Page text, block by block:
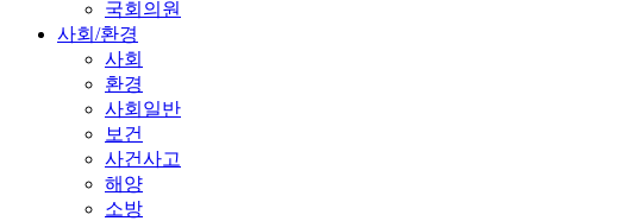
국회의원
사회/환경
사회
환경
사회일반
보건
사건사고
해양
소방